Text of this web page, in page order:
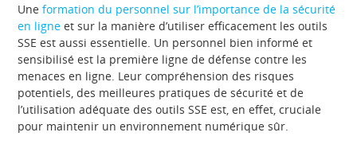
Une formation du personnel sur l’importance de la sécurité
en ligne et sur la manière d’utiliser efficacement les outils
SSE est aussi essentielle. Un personnel bien informé et
sensibilisé est la première ligne de défense contre les
menaces en ligne. Leur compréhension des risques
potentiels, des meilleures pratiques de sécurité et de
l’utilisation adéquate des outils SSE est, en effet, cruciale
pour maintenir un environnement numérique sûr.